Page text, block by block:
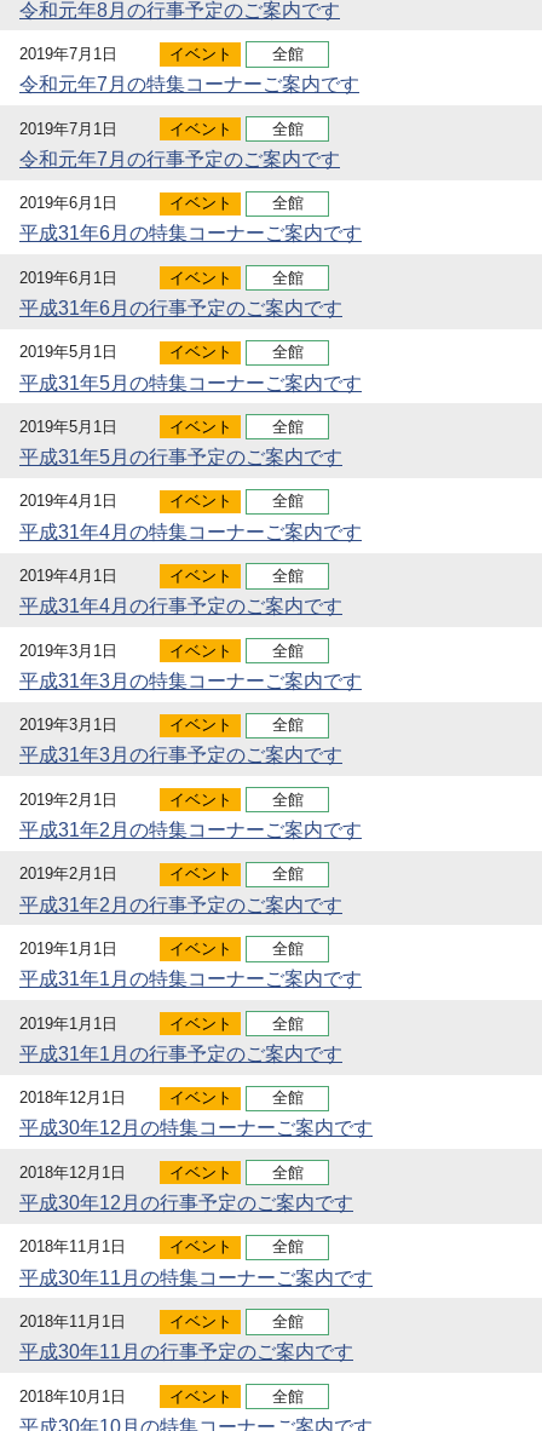
令和元年8月の行事予定のご案内です
2019年7月1日 イベント 全館
令和元年7月の特集コーナーご案内です
2019年7月1日 イベント 全館
令和元年7月の行事予定のご案内です
2019年6月1日 イベント 全館
平成31年6月の特集コーナーご案内です
2019年6月1日 イベント 全館
平成31年6月の行事予定のご案内です
2019年5月1日 イベント 全館
平成31年5月の特集コーナーご案内です
2019年5月1日 イベント 全館
平成31年5月の行事予定のご案内です
2019年4月1日 イベント 全館
平成31年4月の特集コーナーご案内です
2019年4月1日 イベント 全館
平成31年4月の行事予定のご案内です
2019年3月1日 イベント 全館
平成31年3月の特集コーナーご案内です
2019年3月1日 イベント 全館
平成31年3月の行事予定のご案内です
2019年2月1日 イベント 全館
平成31年2月の特集コーナーご案内です
2019年2月1日 イベント 全館
平成31年2月の行事予定のご案内です
2019年1月1日 イベント 全館
平成31年1月の特集コーナーご案内です
2019年1月1日 イベント 全館
平成31年1月の行事予定のご案内です
2018年12月1日 イベント 全館
平成30年12月の特集コーナーご案内です
2018年12月1日 イベント 全館
平成30年12月の行事予定のご案内です
2018年11月1日 イベント 全館
平成30年11月の特集コーナーご案内です
2018年11月1日 イベント 全館
平成30年11月の行事予定のご案内です
2018年10月1日 イベント 全館
平成30年10月の特集コーナーご案内です